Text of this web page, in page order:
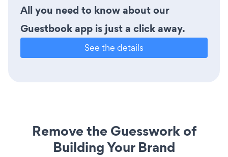
All you need to know about our
Guestbook app is just a click away.
See the details
Remove the Guesswork of
Building Your Brand